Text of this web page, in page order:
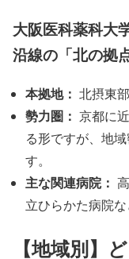
大阪医科薬科大
沿線の「北の拠
本拠地： 北摂東
勢力圏： 京都に
る形ですが、地
す。
主な関連病院：
立ひらかた病院な
【地域別】